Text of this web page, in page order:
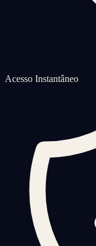
Acesso Instantâneo